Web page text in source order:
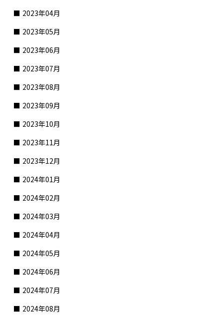
2023年04月
2023年05月
2023年06月
2023年07月
2023年08月
2023年09月
2023年10月
2023年11月
2023年12月
2024年01月
2024年02月
2024年03月
2024年04月
2024年05月
2024年06月
2024年07月
2024年08月